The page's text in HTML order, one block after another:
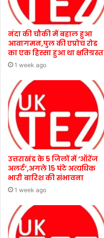
नंदा की चौकी में बहाल हुआ
आवागमन,पुल की एप्रोच रोड
का एक हिस्सा हुआ था क्षतिग्रस्त
1 week ago
उत्तराखंड के 5 जिलों में ‘ऑरेंज
अलर्ट’,अगले 15 घंटे अत्यधिक
भारी बारिश की संभावना
1 week ago